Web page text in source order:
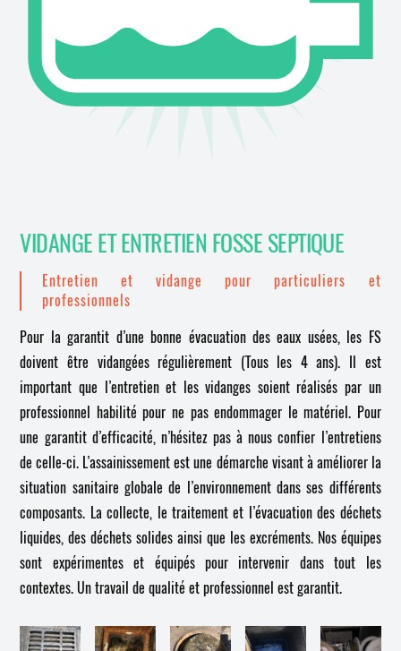
VIDANGE ET ENTRETIEN FOSSE SEPTIQUE
Entretien et vidange pour particuliers et
professionnels
Pour la garantit d’une bonne évacuation des eaux usées, les FS
doivent être vidangées régulièrement (Tous les 4 ans). Il est
important que l’entretien et les vidanges soient réalisés par un
professionnel habilité pour ne pas endommager le matériel. Pour
une garantit d’efficacité, n’hésitez pas à nous confier l’entretiens
de celle-ci. L’assainissement est une démarche visant à améliorer la
situation sanitaire globale de l’environnement dans ses différents
composants. La collecte, le traitement et l’évacuation des déchets
liquides, des déchets solides ainsi que les excréments. Nos équipes
sont expérimentes et équipés pour intervenir dans tout les
contextes. Un travail de qualité et professionnel est garantit.